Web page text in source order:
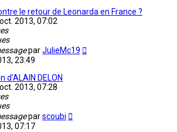
le retour de Leonarda en France ?
2013, 07:02
parJulieMc19
23:49
d'ALAIN DELON
2013, 07:28
parscoubi
07:17